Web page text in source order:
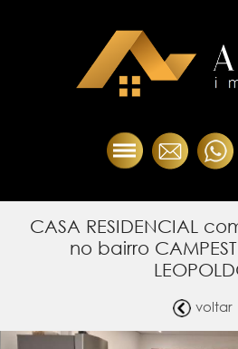
CASA RESIDENCIAL
no bairro
voltar